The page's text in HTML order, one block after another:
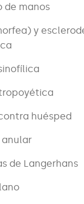
de manos
y
huésped
de Langerhans